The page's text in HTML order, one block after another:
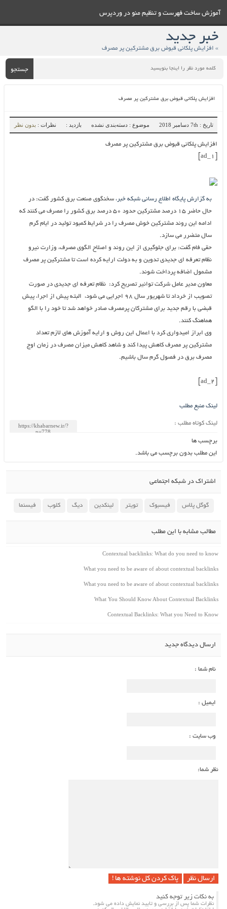
آموزش ساخت فهرست و تنظيم منو در وردپرس
خبر جدید
» افزایش پلکانی قبوض برق مشترکین پر مصرف
جستجو
افزایش پلکانی قبوض برق مشترکین پر مصرف
تاریخ : 7th دسامبر 2018 موضوع : دسته‌بندی نشده بازدید : نظرات : بدون نظر
افزایش پلکانی قبوض برق مشترکین پر مصرف
به گزارش پایگاه اطلاع رسانی شبکه خبر،سخنگوی صنعت برق کشور گفت: در
حال حاضر ۱۵ درصد مشترکین حدود ۵۰ درصد برق کشور را مصرف می کنند که
ادامه این روند مشترکین خوش مصرف را در شرایط کمبود تولید در ایام گرم
سال متضرر می سازد.
حقی فام گفت: برای جلوگیری از این روند و اصلاح الگوی مصرف، وزارت نیرو
نظام تعرفه ای جدیدی تدوین و به دولت ارایه کرده است تا مشترکین پر مصرف
مشمول اضافه پرداخت شوند.
معاون مدیر عامل شرکت توانیر تصریح کرد: نظام تعرفه ای جدیدی در صورت
تصویب از خرداد تا شهریور سال ۹۸ اجرایی می شود، البته پیش از اجرا، پیش
قبضی با رقم جدید برای مشترکان پرمصرف صادر خواهد شد تا خود را با الگو
هماهنگ کنند.
وی ابراز امیدواری کرد با اعمال این روش و ارایه آموزش های لازم تعداد
مشترکین پر مصرف کاهش پیدا کند و شاهد کاهش میزان مصرف در زمان اوج
مصرف برق در فصول گرم سال باشیم.
لینک منبع مطلب
لینک کوتاه مطلب :
برچسب ها
این مطلب بدون برچسب می باشد.
اشتراک در شبکه اجتماعی
گوگل پلاس فیسبوک تویتر لینکدین دیگ کلوب فیسنما
مطالب مشابه با این مطلب
Contextual backlinks: What do you need to know
What you need to be aware of about contextual backlinks
What you need to be aware of about contextual backlinks
What You Should Know About Contextual Backlinks
Contextual Backlinks: What you Need to Know
ارسال دیدگاه جدید
نام شما :
ایمیل :
وب سایت :
نظر شما:
پاک کردن کل نوشته ها !
به نکات زیر توجه کنید
نظرات شما پس از بررسی و تایید نمایش داده می شود.